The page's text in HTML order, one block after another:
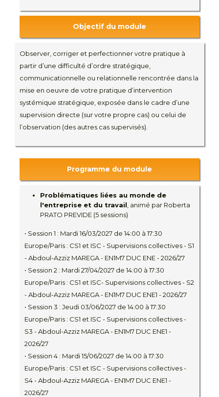
Objectif du module
Observer, corriger et perfectionner votre pratique à
partir d’une difficulté d’ordre stratégique,
communicationnelle ou relationnelle rencontrée dans la
mise en oeuvre de votre pratique d’intervention
systémique stratégique, exposée dans le cadre d’une
supervision directe (sur votre propre cas) ou celui de
l’observation (des autres cas supervisés).
Programme du module
Problématiques liées au monde de
l'entreprise et du travail , animé par Roberta
PRATO PREVIDE (5 sessions)
• Session 1 : Mardi 16/03/2027 de 14:00 à 17:30
Europe/Paris : CS1 et ISC - Supervisions collectives - S1
- Abdoul-Azziz MAREGA - EN1M7 DUC ENE - 2026/27
• Session 2 : Mardi 27/04/2027 de 14:00 à 17:30
Europe/Paris : CS1 et ISC- Supervisions collectives - S2
- Abdoul-Azziz MAREGA - EN1M7 DUC ENE1 - 2026/27
• Session 3 : Jeudi 03/06/2027 de 14:00 à 17:30
Europe/Paris : CS1 et ISC - Supervisions collectives -
S3 - Abdoul-Azziz MAREGA - EN1M7 DUC ENE1 -
2026/27
• Session 4 : Mardi 15/06/2027 de 14:00 à 17:30
Europe/Paris : CS1 et ISC - Supervisions collectives -
S4 - Abdoul-Azziz MAREGA - EN1M7 DUC ENE1 -
2026/27